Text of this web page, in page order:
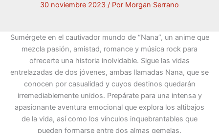
30 noviembre 2023 / Por Morgan Serrano
Sumérgete en el cautivador mundo de “Nana”, un anime que
mezcla pasión, amistad, romance y música rock para
ofrecerte una historia inolvidable. Sigue las vidas
entrelazadas de dos jóvenes, ambas llamadas Nana, que se
conocen por casualidad y cuyos destinos quedarán
irremediablemente unidos. Prepárate para una intensa y
apasionante aventura emocional que explora los altibajos
de la vida, así como los vínculos inquebrantables que
pueden formarse entre dos almas gemelas.